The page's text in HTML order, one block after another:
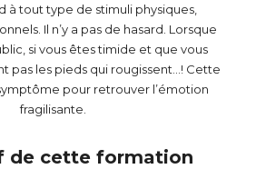
à tout type de stimuli physiques,
Il n’y a pas de hasard. Lorsque
si vous êtes timide et que vous
pas les pieds qui rougissent…! Cette
pour retrouver l’émotion
fragilisante.
de cette formation